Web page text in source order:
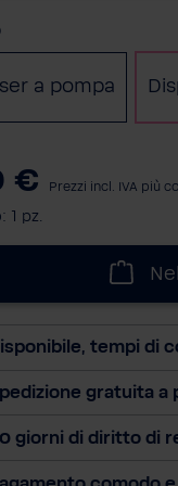
a pompa
€ Prezzi incl. IVA più
1 pz.
tempi di
gratuita a
giorni di diritto di